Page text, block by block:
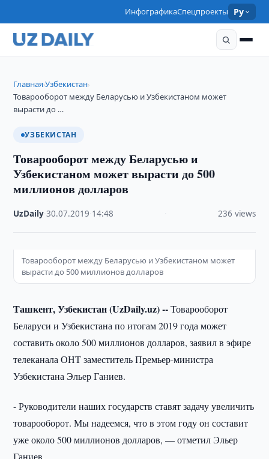
ИнфографикаСпецпроекты Ру
Главная›Узбекистан›
Товарооборот между Беларусью и Узбекистаном может
вырасти до …
УЗБЕКИСТАН
Товарооборот между Беларусью и
Узбекистаном может вырасти до 500
миллионов долларов
UzDaily ·30.07.2019 14:48 236 views
Товарооборот между Беларусью и Узбекистаном может
вырасти до 500 миллионов долларов
Ташкент, Узбекистан (UzDaily.uz) --Товарооборот
Беларуси и Узбекистана по итогам 2019 года может
составить около 500 миллионов долларов, заявил в эфире
телеканала ОНТ заместитель Премьер-министра
Узбекистана Эльер Ганиев.
- Руководители наших государств ставят задачу увеличить
товарооборот. Мы надеемся, что в этом году он составит
уже около 500 миллионов долларов, — отметил Эльер
Ганиев.